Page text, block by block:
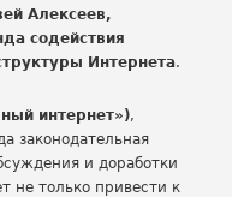
Алексеев,
содействия
Интернета.
интернет»),
законодательная
и доработки
не только привести к